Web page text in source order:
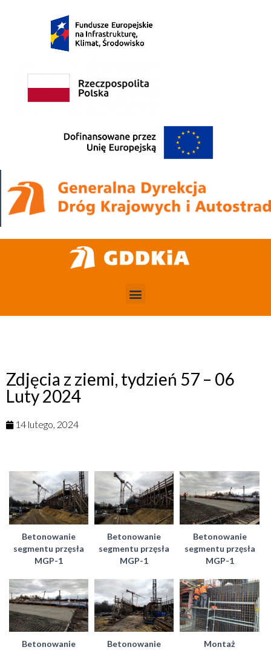
Zdjęcia z ziemi, tydzień 57 – 06
Luty 2024
14 lutego, 2024
Betonowanie
segmentu przęsła
MGP-1
Betonowanie
segmentu przęsła
MGP-1
Betonowanie
segmentu przęsła
MGP-1
Betonowanie
Betonowanie
Montaż